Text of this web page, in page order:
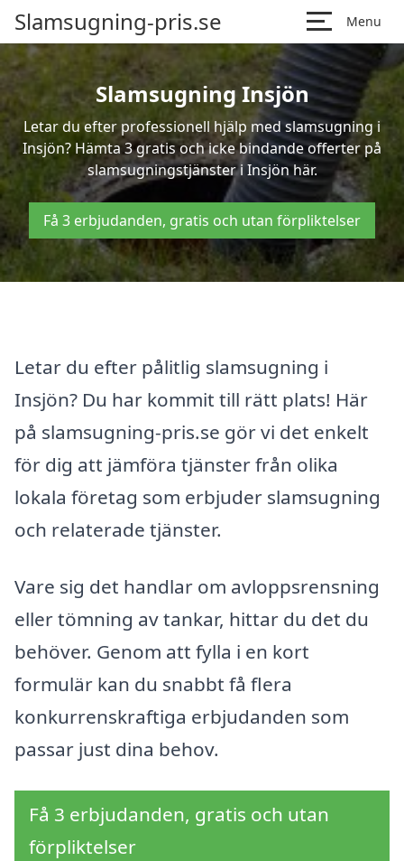
Slamsugning-pris.se Menu
Slamsugning Insjön
Letar du efter professionell hjälp med slamsugning i
Insjön? Hämta 3 gratis och icke bindande offerter på
slamsugningstjänster i Insjön här.
Få 3 erbjudanden, gratis och utan förpliktelser
Letar du efter pålitlig slamsugning i
Insjön? Du har kommit till rätt plats! Här
på slamsugning-pris.se gör vi det enkelt
för dig att jämföra tjänster från olika
lokala företag som erbjuder slamsugning
och relaterade tjänster.
Vare sig det handlar om avloppsrensning
eller tömning av tankar, hittar du det du
behöver. Genom att fylla i en kort
formulär kan du snabbt få flera
konkurrenskraftiga erbjudanden som
passar just dina behov.
Få 3 erbjudanden, gratis och utan
förpliktelser